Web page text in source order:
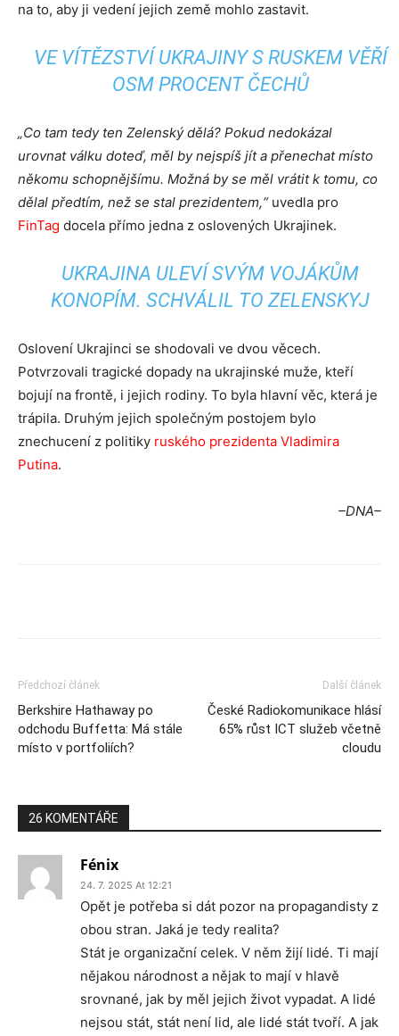
na to, aby ji vedení jejich země mohlo zastavit.
VE VÍTĚZSTVÍ UKRAJINY S RUSKEM VĚŘÍ
OSM PROCENT ČECHŮ
„Co tam tedy ten Zelenský dělá? Pokud nedokázal
urovnat válku doteď, měl by nejspíš jít a přenechat místo
někomu schopnějšímu. Možná by se měl vrátit k tomu, co
dělal předtím, než se stal prezidentem,“uvedla pro
FinTag docela přímo jedna z oslovených Ukrajinek.
UKRAJINA ULEVÍ SVÝM VOJÁKŮM
KONOPÍM. SCHVÁLIL TO ZELENSKYJ
Oslovení Ukrajinci se shodovali ve dvou věcech.
Potvrzovali tragické dopady na ukrajinské muže, kteří
bojují na frontě, i jejich rodiny. To byla hlavní věc, která je
trápila. Druhým jejich společným postojem bylo
znechucení z politiky ruského prezidenta Vladimira
Putina.
–DNA–
Předchozí článek
Berkshire Hathaway po
odchodu Buffetta: Má stále
místo v portfoliích?
Další článek
České Radiokomunikace hlásí
65% růst ICT služeb včetně
cloudu
26 KOMENTÁŘE
Fénix
24. 7. 2025 At 12:21
Opět je potřeba si dát pozor na propagandisty z
obou stran. Jaká je tedy realita?
Stát je organizační celek. V něm žijí lidé. Ti mají
nějakou národnost a nějak to mají v hlavě
srovnané, jak by měl jejich život vypadat. A lidé
nejsou stát, stát není lid, ale lidé stát tvoří. A jak